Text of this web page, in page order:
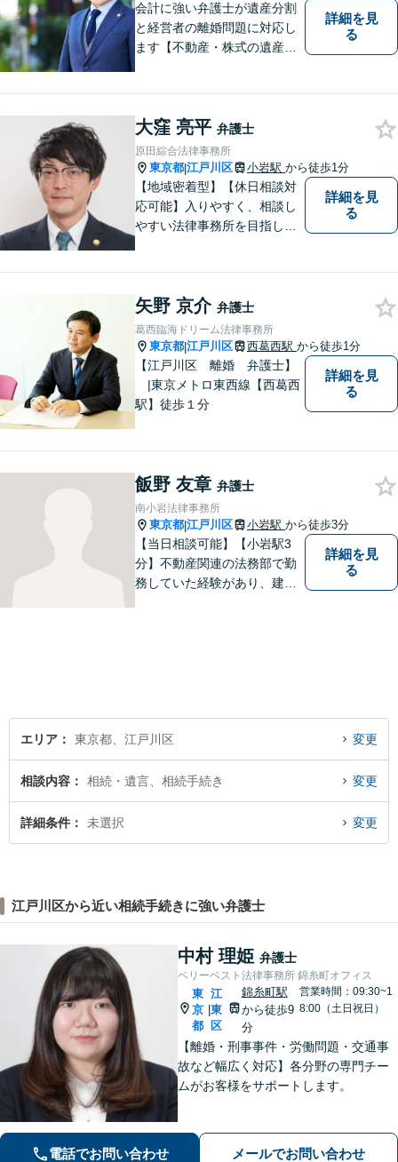
会計に強い弁護士が遺産分割
と経営者の離婚問題に対応し
ます【不動産・株式の遺産分
協会準会員 トリプルライセ
ンス】
詳細を見
る
大窪 亮平 弁護士
原田綜合法律事務所
東京都|江戸川区 小岩駅 から徒歩1分
【地域密着型】【休日相談対
応可能】入りやすく、相談し
やすい法律事務所を目指して
に対応可能。是非一度お気軽
にご相談ください。
詳細を見
る
矢野 京介 弁護士
葛西臨海ドリーム法律事務所
東京都|江戸川区 西葛西駅 から徒歩1分
【江戸川区 離婚 弁護士】
|東京メトロ東西線【西葛西
駅】徒歩１分
詳細を見
る
飯野 友章 弁護士
南小岩法律事務所
東京都|江戸川区 小岩駅 から徒歩3分
【当日相談可能】【小岩駅3
分】不動産関連の法務部で勤
務していた経験があり、建築
さい。
詳細を見
る
エリア 東京都、江戸川区 変更
相談内容 相続・遺言、相続手続き 変更
詳細条件 未選択 変更
江戸川区から近い相続手続きに強い弁護士
中村 理姫 弁護士
ベリーベスト法律事務所 錦糸町オフィス
東
京
都
|
江
東
区
錦糸町駅
から徒歩9
分
営業時間：09:30~1
8:00（土日祝日）
【離婚・刑事事件・労働問題・交通事
故など幅広く対応】各分野の専門チー
ムがお客様をサポートします。
電話でお問い合わせ メールでお問い合わせ